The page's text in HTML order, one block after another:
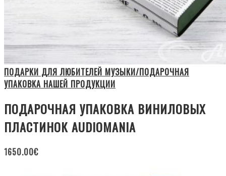
ПОДАРКИ ДЛЯ ЛЮБИТЕЛЕЙ МУЗЫКИ/ПОДАРОЧНАЯ
УПАКОВКА НАШЕЙ ПРОДУКЦИИ
ПОДАРОЧНАЯ УПАКОВКА ВИНИЛОВЫХ
ПЛАСТИНОК AUDIOMANIA
1650.00€